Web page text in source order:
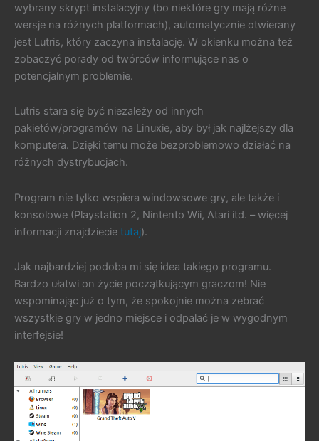
wybrany skrypt instalacyjny (bo niektóre gry mają różne
wersje na różnych platformach), automatycznie otwierany
jest Lutris, który zaczyna instalację. W okienku można też
zobaczyć porady od twórców informujące nas o
potencjalnym problemie.
Lutris stara się być niezależy od innych
pakietów/programów na Linuxie, aby był jak najlżejszy dla
komputera. Dzięki temu może bezproblemowo działać na
różnych dystrybucjach.
Program nie tylko wspiera windowsowe gry, ale także i
konsolowe (Playstation 2, Nintento Wii, Atari itd. – więcej
informacji znajdziecie tutaj).
Jak najbardziej podoba mi się idea takiego programu.
Bardzo ułatwi on życie początkującym graczom! Nie
wspominając już o tym, że spokojnie można zebrać
wszystkie gry w jedno miejsce i odpalać je w wygodnym
interfejsie!